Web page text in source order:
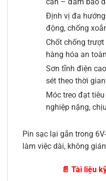
Định vị đa
động, chống
Chốt chống
hàng hóa an
Sơn tĩnh điện
sét theo thời
Móc treo đạt
nghiệp nặng,
Pin sạc lại gắn trong
làm việc dài, không
📄 Tài liệu